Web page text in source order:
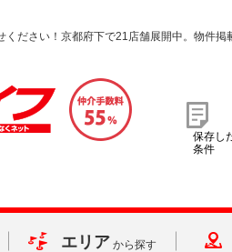
ください！京都府下で21店舗展開中。物件掲
保存し
条件
エリア から探す